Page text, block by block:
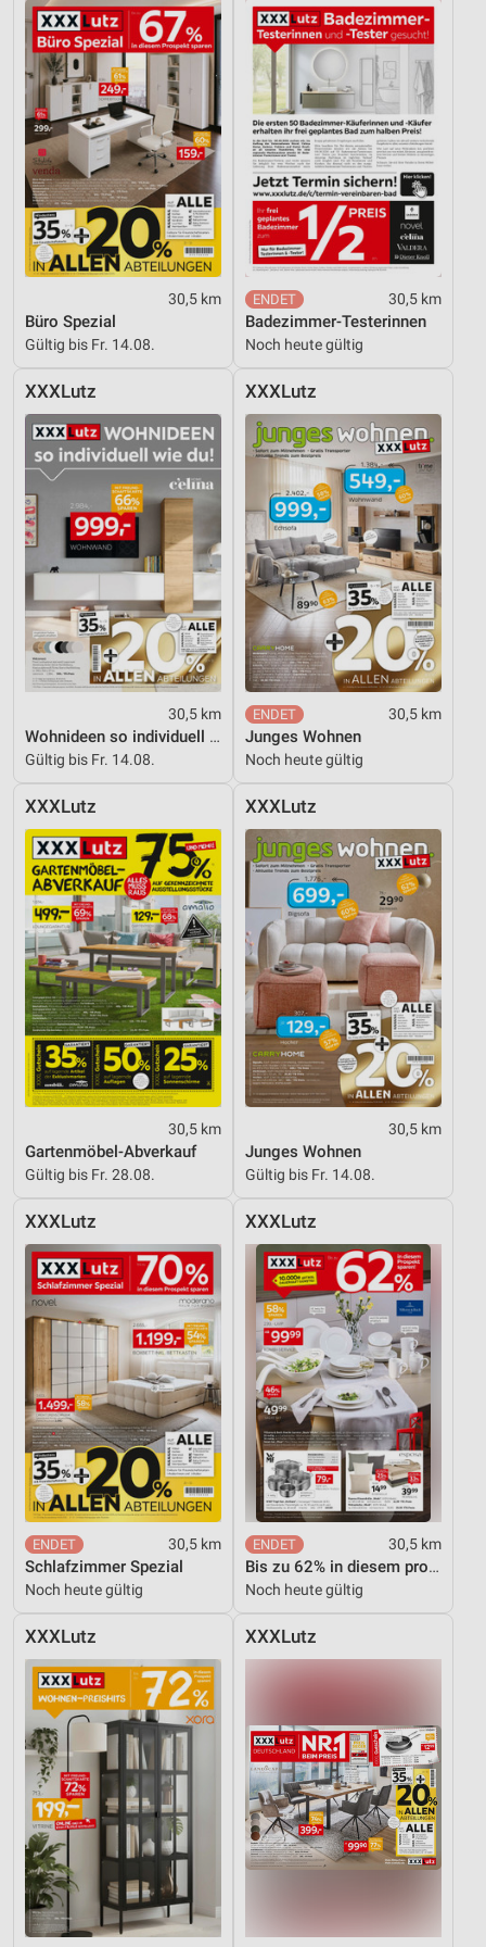
30,5 km
Büro Spezial
Gültig bis Fr. 14.08.
30,5 km
Badezimmer-Testerinnen
Noch heute gültig
XXXLutz
30,5 km
Wohnideen so individuell wie du!
Gültig bis Fr. 14.08.
XXXLutz
30,5 km
Junges Wohnen
Noch heute gültig
XXXLutz
30,5 km
Gartenmöbel-Abverkauf
Gültig bis Fr. 28.08.
XXXLutz
30,5 km
Junges Wohnen
Gültig bis Fr. 14.08.
XXXLutz
30,5 km
Schlafzimmer Spezial
Noch heute gültig
XXXLutz
30,5 km
Bis zu 62% in diesem prospekt
Noch heute gültig
XXXLutz XXXLutz
Informationen identifizieren
Nicht-IAB-Verarbeitungszwecke:
Notwendig
Performance
Funktional
Werbung